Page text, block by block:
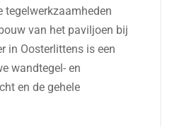
tegelwerkzaamheden
van het paviljoen bij
in Oosterlittens is een
wandtegel- en
en de gehele